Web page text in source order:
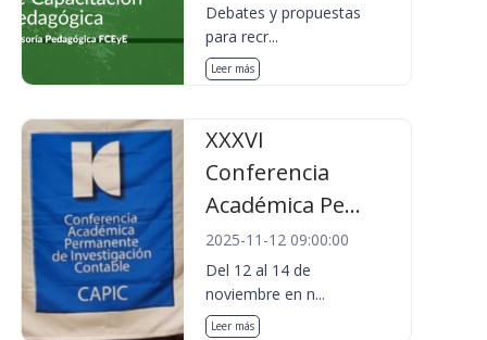
Debates y propuestas
para recr...
Leer más
XXXVI
Conferencia
Académica Pe...
2025-11-12 09:00:00
Del 12 al 14 de
noviembre en n...
Leer más